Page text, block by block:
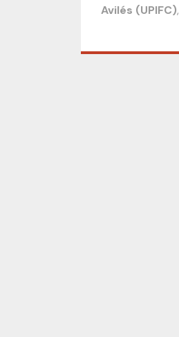
Avilés (UPIFC),